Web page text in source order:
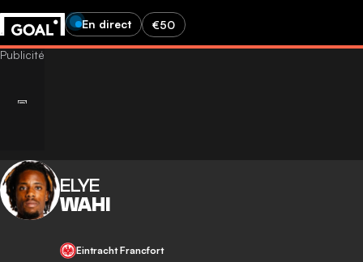
En direct €50
ELYE
WAHI
Eintracht Francfort